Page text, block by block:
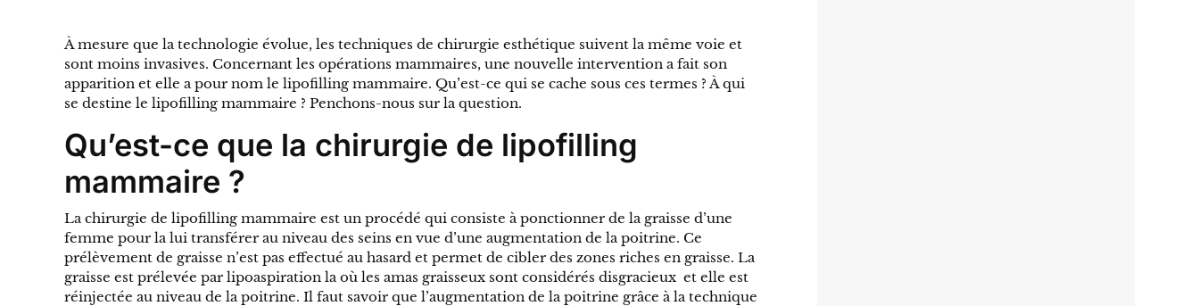
À mesure que la technologie évolue, les techniques de chirurgie esthétique suivent la même voie et
sont moins invasives. Concernant les opérations mammaires, une nouvelle intervention a fait son
apparition et elle a pour nom le lipofilling mammaire. Qu’est-ce qui se cache sous ces termes ? À qui
se destine le lipofilling mammaire ? Penchons-nous sur la question.
Qu’est-ce que la chirurgie de lipofilling
mammaire ?
La chirurgie de lipofilling mammaire est un procédé qui consiste à ponctionner de la graisse d’une
femme pour la lui transférer au niveau des seins en vue d’une augmentation de la poitrine. Ce
prélèvement de graisse n’est pas effectué au hasard et permet de cibler des zones riches en graisse. La
graisse est prélevée par lipoaspiration la où les amas graisseux sont considérés disgracieux et elle est
réinjectée au niveau de la poitrine. Il faut savoir que l’augmentation de la poitrine grâce à la technique